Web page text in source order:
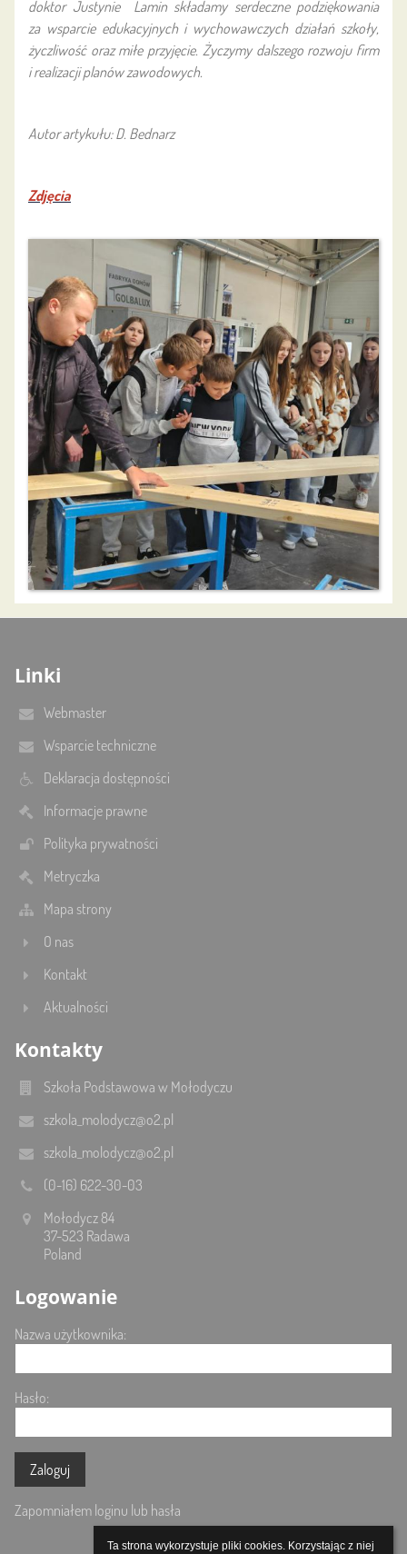
Ta strona wykorzystuje pliki cookies. Korzystając z niej
doktor Justynie Laminskładamy serdeczne podziękowania
za wsparcie edukacyjnych i wychowawczych działań szkoły,
życzliwość oraz miłe przyjęcie. Życzymy dalszego rozwoju firm
i realizacji planów zawodowych.
Autor artykułu: D. Bednarz
Zdjęcia
Linki
Webmaster
Wsparcie techniczne
Deklaracja dostępności
Informacje prawne
Polityka prywatności
Metryczka
Mapa strony
O nas
Kontakt
Aktualności
Kontakty
Szkoła Podstawowa w Mołodyczu
szkola_molodycz@o2.pl
szkola_molodycz@o2.pl
(0-16) 622-30-03
Mołodycz 84
37-523 Radawa
Poland
Logowanie
Nazwa użytkownika:
Hasło:
Zapomniałem loginu lub hasła